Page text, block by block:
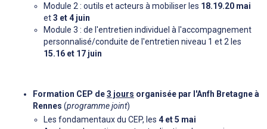
Module 2 : outils et acteurs à mobiliser les 18.19.20 mai
et3 et 4 juin
Module 3 : de l'entretien individuel à l'accompagnement
personnalisé/conduite de l'entretien niveau 1 et 2 les
15.16 et 17 juin
Formation CEP de3 jours organisée par l'Anfh Bretagne à
Rennes (programme joint)
Les fondamentaux du CEP, les 4 et 5 mai